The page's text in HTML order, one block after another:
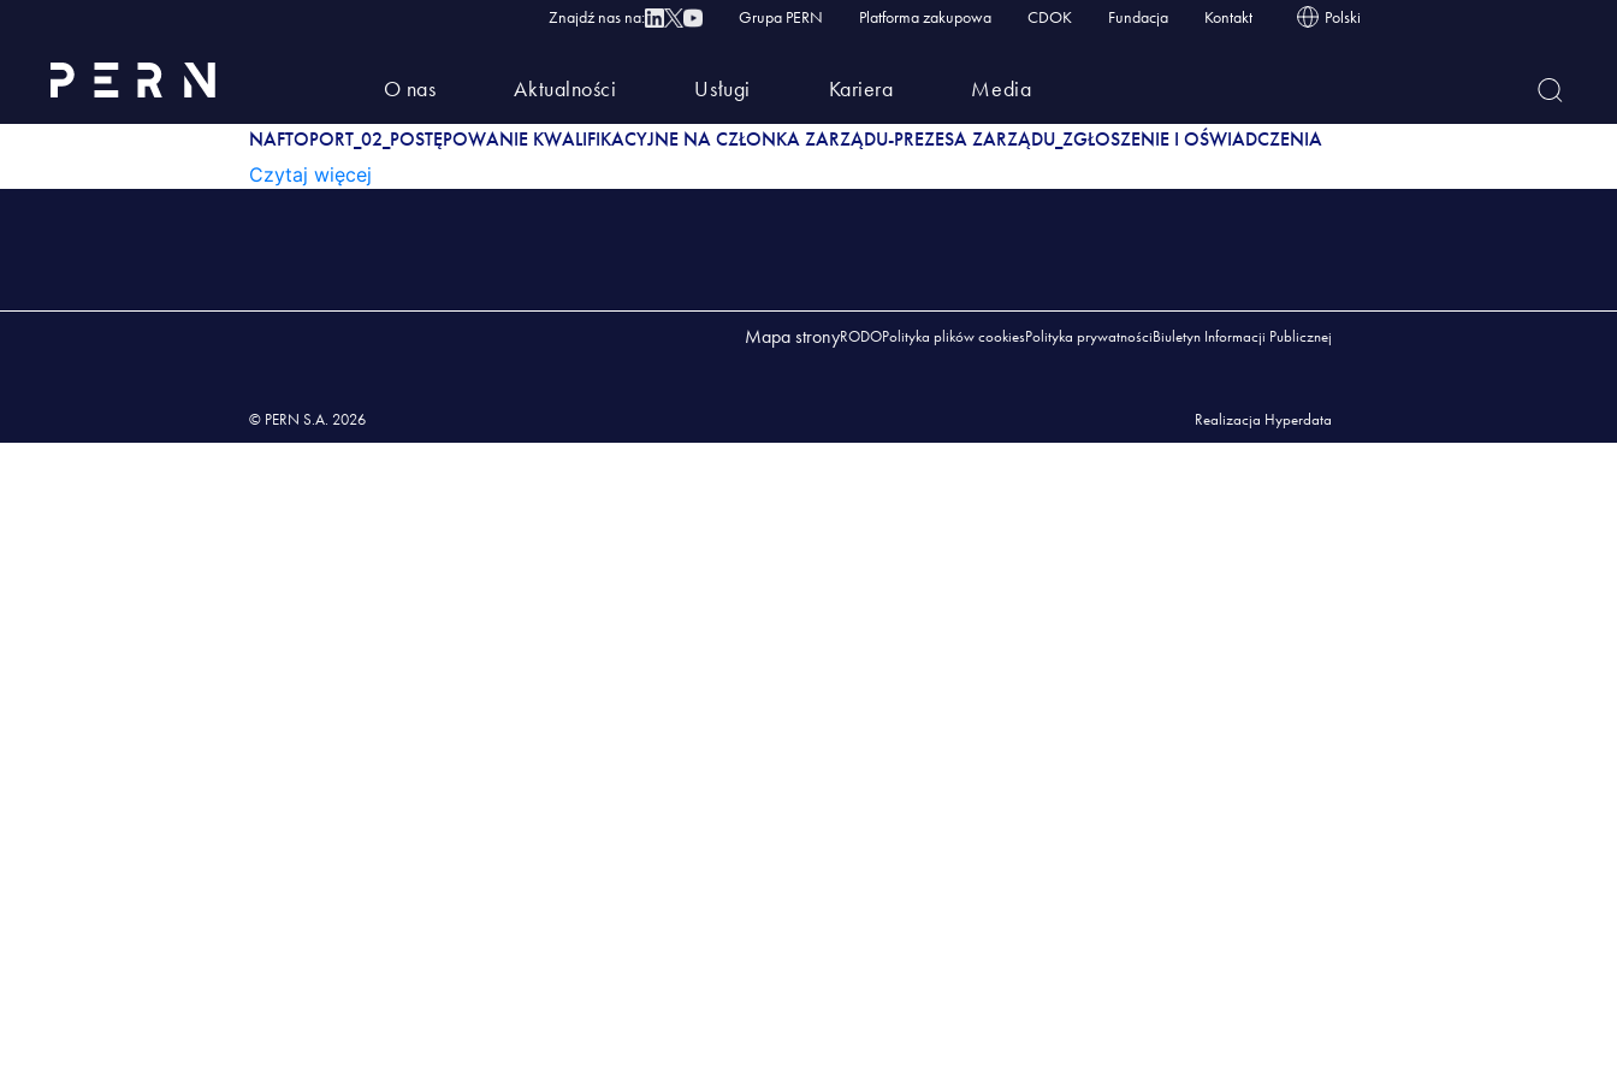
Znajdź nas na: Grupa PERN Platforma zakupowa CDOK Fundacja Kontakt Polski
O nas Aktualności Usługi Kariera Media
NAFTOPORT_02_postępowanie kwalifikacyjne na Członka Zarządu-Prezesa Zarządu_zgłoszenie i oświadczenia
NAFTOPORT_02_POSTĘPOWANIE KWALIFIKACYJNE NA CZŁONKA ZARZĄDU-PREZESA
ZARZĄDU_ZGŁOSZENIE I OŚWIADCZENIA
NAFTOPORT_02_POSTĘPOWANIE KWALIFIKACYJNE NA CZŁONKA ZARZĄDU-PREZESA ZARZĄDU_ZGŁOSZENIE I OŚWIADCZENIA
Czytaj więcej
Mapa stronyRODOPolityka plików cookiesPolityka prywatnościBiuletyn Informacji Publicznej
© PERN S.A. 2026 Realizacja Hyperdata